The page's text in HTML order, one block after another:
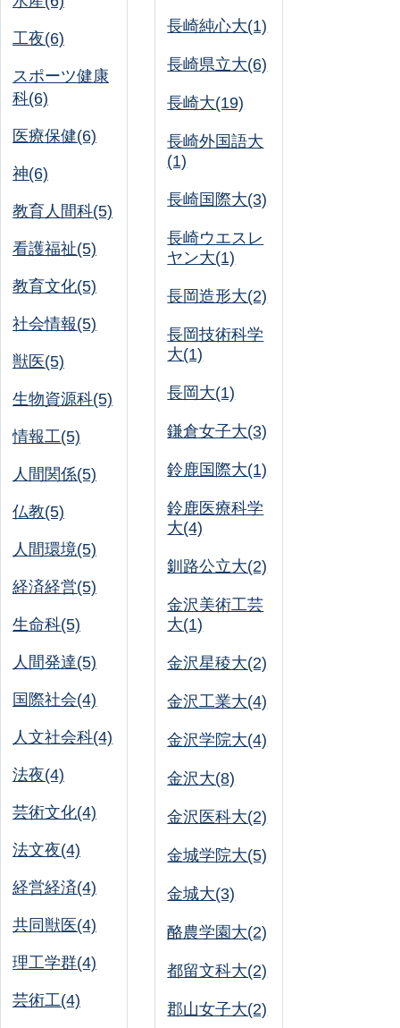
工夜(6)
スポーツ健康
科(6)
医療保健(6)
神(6)
教育人間科(5)
看護福祉(5)
教育文化(5)
社会情報(5)
獣医(5)
生物資源科(5)
情報工(5)
人間関係(5)
仏教(5)
人間環境(5)
経済経営(5)
生命科(5)
人間発達(5)
国際社会(4)
人文社会科(4)
法夜(4)
芸術文化(4)
法文夜(4)
経営経済(4)
共同獣医(4)
理工学群(4)
芸術工(4)
長崎純心大(1)
長崎県立大(6)
長崎大(19)
長崎外国語大
(1)
長崎国際大(3)
長崎ウエスレ
ヤン大(1)
長岡造形大(2)
長岡技術科学
大(1)
長岡大(1)
鎌倉女子大(3)
鈴鹿国際大(1)
鈴鹿医療科学
大(4)
釧路公立大(2)
金沢美術工芸
大(1)
金沢星稜大(2)
金沢工業大(4)
金沢学院大(4)
金沢大(8)
金沢医科大(2)
金城学院大(5)
金城大(3)
酪農学園大(2)
都留文科大(2)
郡山女子大(2)